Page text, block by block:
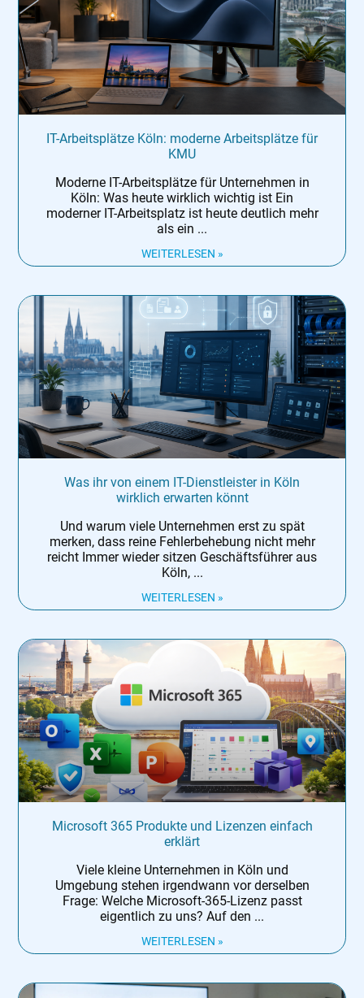
IT-Arbeitsplätze Köln: moderne Arbeitsplätze für
KMU
Moderne IT-Arbeitsplätze für Unternehmen in
Köln: Was heute wirklich wichtig ist Ein
moderner IT-Arbeitsplatz ist heute deutlich mehr
als ein
WEITERLESEN »
Was ihr von einem IT-Dienstleister in Köln
wirklich erwarten könnt
Und warum viele Unternehmen erst zu spät
merken, dass reine Fehlerbehebung nicht mehr
reicht Immer wieder sitzen Geschäftsführer aus
Köln,
WEITERLESEN »
Microsoft 365 Produkte und Lizenzen einfach
erklärt
Viele kleine Unternehmen in Köln und
Umgebung stehen irgendwann vor derselben
Frage: Welche Microsoft-365-Lizenz passt
eigentlich zu uns? Auf den
WEITERLESEN »